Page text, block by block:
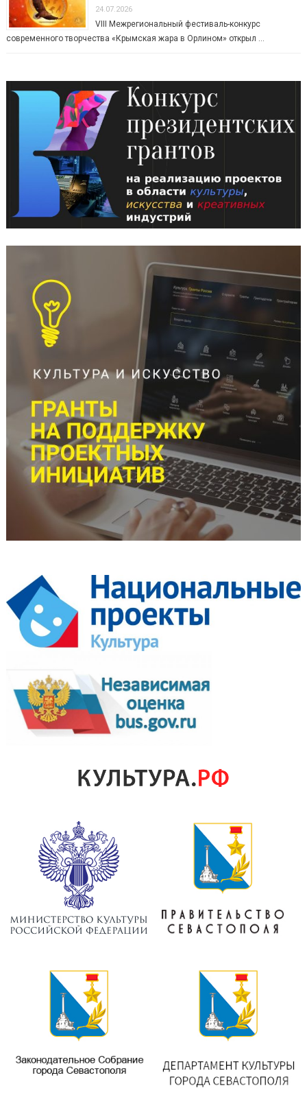
24.07.2026
VIII Межрегиональный фестиваль-конкурс
современного творчества «Крымская жара в Орлином» открыл …